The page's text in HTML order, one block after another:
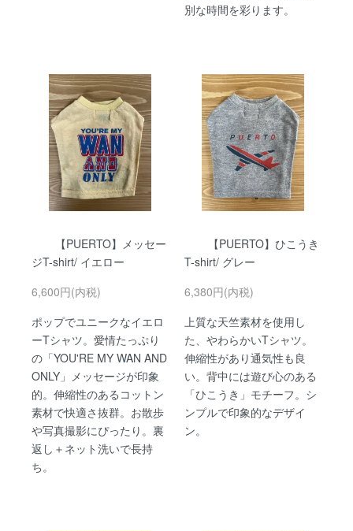
別な時間を彩ります。
【PUERTO】メッセー
ジT-shirt/ イエロー
6,600円(内税)
ポップでユニークなイエロ
ーTシャツ。愛情たっぷり
の「YOU'RE MY WAN AND
ONLY」メッセージが印象
的。伸縮性のあるコットン
素材で快適さ抜群。お散歩
や写真撮影にぴったり。裏
返し＋ネット洗いで長持
ち。
【PUERTO】ひこうき
T-shirt/ グレー
6,380円(内税)
上質な天竺素材を使用し
た、やわらかいTシャツ。
伸縮性があり通気性も良
い。背中には遊び心のある
「ひこうき」モチーフ。シ
ンプルで印象的なデザイ
ン。